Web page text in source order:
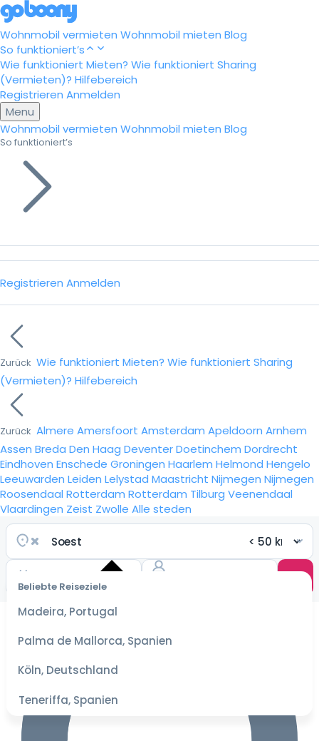
Wohnmobil vermieten Wohnmobil mieten Blog
So funktioniert’s
Wie funktioniert Mieten? Wie funktioniert Sharing
(Vermieten)? Hilfebereich
Registrieren Anmelden
Menu
Wohnmobil vermieten Wohnmobil mieten Blog
So funktioniert’s
Registrieren Anmelden
Zurück Wie funktioniert Mieten? Wie funktioniert Sharing
(Vermieten)? Hilfebereich
Zurück Almere Amersfoort Amsterdam Apeldoorn Arnhem
Assen Breda Den Haag DeventerDoetinchem Dordrecht
Eindhoven Enschede Groningen Haarlem Helmond Hengelo
Leeuwarden Leiden Lelystad Maastricht Nijmegen Nijmegen
Roosendaal Rotterdam Rotterdam Tilburg Veenendaal
Vlaardingen Zeist Zwolle Alle steden
Beliebte Reiseziele
Madeira, Portugal
Palma de Mallorca, Spanien
Köln, Deutschland
Teneriffa, Spanien
Wähle
Datum
für die
besten
Preise